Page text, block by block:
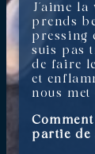
J’aime
prends
pressing
suis pas
de faire
et
nous
partie de